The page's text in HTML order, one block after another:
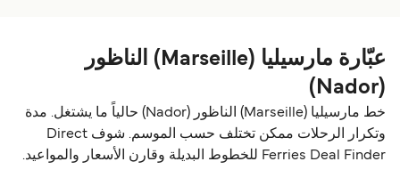
عبّارة مارسيليا (Marseille) الناظور
(Nador)
خط مارسيليا (Marseille) الناظور (Nador) حالياً ما يشتغل. مدة
وتكرار الرحلات ممكن تختلف حسب الموسم. شوف Direct
Ferries Deal Finder للخطوط البديلة وقارن الأسعار والمواعيد.